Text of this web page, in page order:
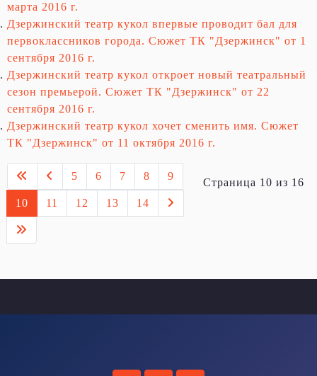
марта 2016 г.
Дзержинский театр кукол впервые проводит бал для
первоклассников города. Сюжет ТК "Дзержинск" от 1
сентября 2016 г.
Дзержинский театр кукол откроет новый театральный
сезон премьерой. Сюжет ТК "Дзержинск" от 22
сентября 2016 г.
Дзержинский театр кукол хочет сменить имя. Сюжет
ТК "Дзержинск" от 11 октября 2016 г.
Страница 10 из 16
5 6 7 8 9
10 11 12 13 14